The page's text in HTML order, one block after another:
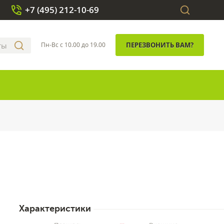
+7 (495) 212-10-69
Пн-Вс с 10.00 до 19.00 ПЕРЕЗВОНИТЬ ВАМ?
Характеристики